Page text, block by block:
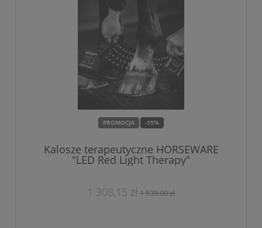
PROMOCJA -15%
Kalosze terapeutyczne HORSEWARE
"LED Red Light Therapy"
1 308,15 zł 1 539,00 zł